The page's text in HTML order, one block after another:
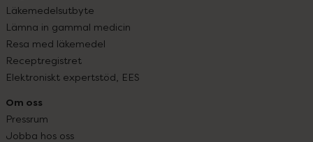
Läkemedelsutbyte
Lämna in gammal medicin
Resa med läkemedel
Receptregistret
Elektroniskt expertstöd, EES
Om oss
Pressrum
Jobba hos oss